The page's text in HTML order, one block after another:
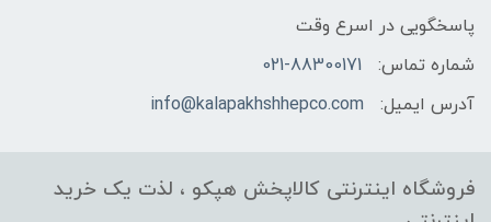
پاسخگویی در اسرع وقت
شماره تماس:
021-88300171
آدرس ایمیل:
info@kalapakhshhepco.com
فروشگاه اینترنتی کالاپخش هپکو ، لذت یک خرید